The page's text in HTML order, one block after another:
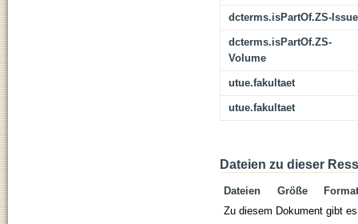
dcterms.isPartOf.ZS-Issue
dcterms.isPartOf.ZS-
Volume
utue.fakultaet
utue.fakultaet
Dateien zu dieser
Dateien Größe
Format
Zu diesem Dokument gibt